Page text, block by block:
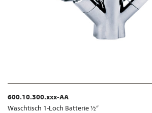
600.10.300.xxx-AA
Waschtisch 1-Loch Batterie ½“